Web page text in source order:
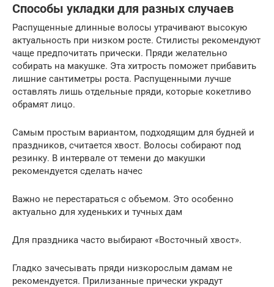
Способы укладки для разных случаев
Распущенные длинные волосы утрачивают высокую
актуальность при низком росте. Стилисты рекомендуют
чаще предпочитать прически. Пряди желательно
собирать на макушке. Эта хитрость поможет прибавить
лишние сантиметры роста. Распущенными лучше
оставлять лишь отдельные пряди, которые кокетливо
обрамят лицо.
Самым простым вариантом, подходящим для будней и
праздников, считается хвост. Волосы собирают под
резинку. В интервале от темени до макушки
рекомендуется сделать начес
Важно не перестараться с объемом. Это особенно
актуально для худеньких и тучных дам
Для праздника часто выбирают «Восточный хвост».
Гладко зачесывать пряди низкорослым дамам не
рекомендуется. Прилизанные прически украдут